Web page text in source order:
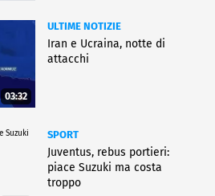
03:32
ULTIME NOTIZIE
Iran e Ucraina, notte di
attacchi
SPORT
Juventus, rebus portieri:
piace Suzuki ma costa
troppo